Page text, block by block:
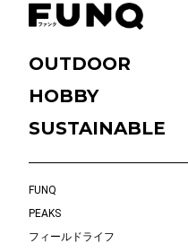
OUTDOOR
HOBBY
SUSTAINABLE
FUNQ
PEAKS
フィールドライフ